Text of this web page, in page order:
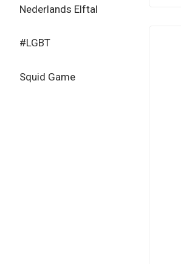
Nederlands Elftal
#LGBT
Squid Game